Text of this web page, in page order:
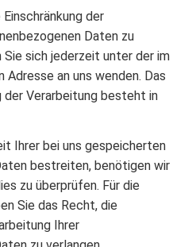
der
Daten zu
Sie sich jederzeit unter der im
Adresse an uns wenden. Das
der Verarbeitung besteht in
Ihrer bei uns gespeicherten
bestreiten, benötigen wir
zu überprüfen. Für die
Sie das Recht, die
Ihrer